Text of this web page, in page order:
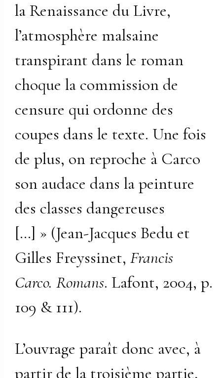
la Renaissance du Livre,
l’atmosphère malsaine
transpirant dans le roman
choque la commission de
censure qui ordonne des
coupes dans le texte. Une fois
de plus, on reproche à Carco
son audace dans la peinture
des classes dangereuses
[…] » (Jean-Jacques Bedu et
Gilles Freyssinet,Francis
Carco. Romans. Lafont, 2004, p.
109 & 111).
L’ouvrage paraît donc avec, à
partir de la troisième partie,